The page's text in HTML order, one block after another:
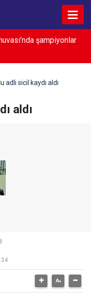
şampiyonlar
İlkay Çiçek görevden
adli sicil kaydı aldı
aldı